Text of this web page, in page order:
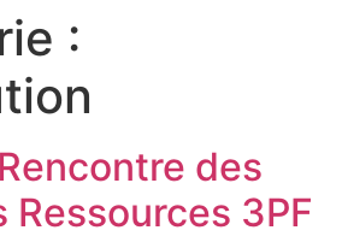
:
des
Ressources 3PF